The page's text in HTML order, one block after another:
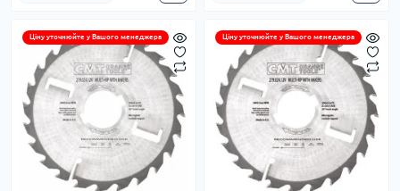
Ціну уточнюйте у Вашого менеджера Ціну уточнюйте у Вашого менеджера